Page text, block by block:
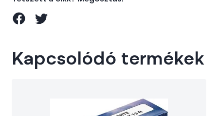
Kapcsolódó termékek